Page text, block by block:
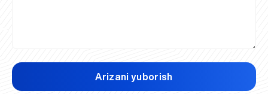
Arizani yuborish